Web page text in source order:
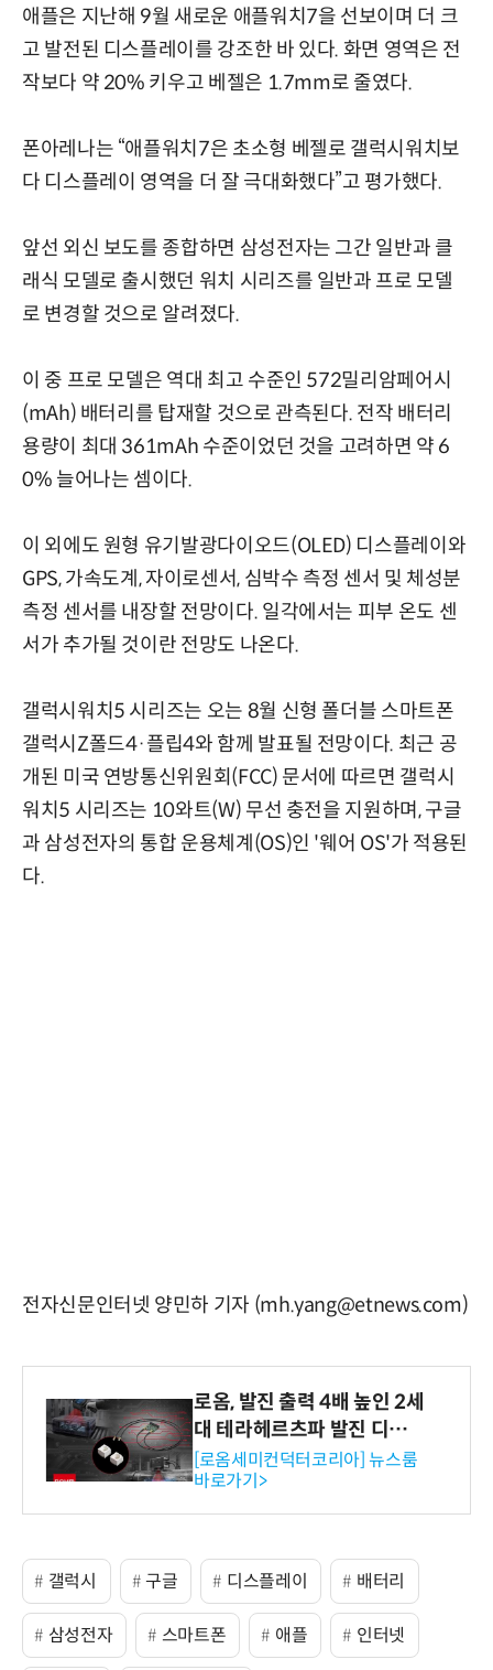
애플은 지난해 9월 새로운 애플워치7을 선보이며 더 크
고 발전된 디스플레이를 강조한 바 있다. 화면 영역은 전
작보다 약 20% 키우고 베젤은 1.7mm로 줄였다.
폰아레나는 “애플워치7은 초소형 베젤로 갤럭시워치보
다 디스플레이 영역을 더 잘 극대화했다”고 평가했다.
앞선 외신 보도를 종합하면 삼성전자는 그간 일반과 클
래식 모델로 출시했던 워치 시리즈를 일반과 프로 모델
로 변경할 것으로 알려졌다.
이 중 프로 모델은 역대 최고 수준인 572밀리암페어시
(mAh) 배터리를 탑재할 것으로 관측된다. 전작 배터리
용량이 최대 361mAh 수준이었던 것을 고려하면 약 6
0% 늘어나는 셈이다.
이 외에도 원형 유기발광다이오드(OLED) 디스플레이와
GPS, 가속도계, 자이로센서, 심박수 측정 센서 및 체성분
측정 센서를 내장할 전망이다. 일각에서는 피부 온도 센
서가 추가될 것이란 전망도 나온다.
갤럭시워치5 시리즈는 오는 8월 신형 폴더블 스마트폰
갤럭시Z폴드4·플립4와 함께 발표될 전망이다. 최근 공
개된 미국 연방통신위원회(FCC) 문서에 따르면 갤럭시
워치5 시리즈는 10와트(W) 무선 충전을 지원하며, 구글
과 삼성전자의 통합 운용체계(OS)인 '웨어 OS'가 적용된
다.
전자신문인터넷 양민하 기자 (mh.yang@etnews.com)
로옴, 발진 출력 4배 높인 2세
대 테라헤르츠파 발진 디바이
스 개발
[로옴세미컨덕터코리아] 뉴스룸
바로가기>
갤럭시 구글 디스플레이 배터리
삼성전자 스마트폰 애플 인터넷